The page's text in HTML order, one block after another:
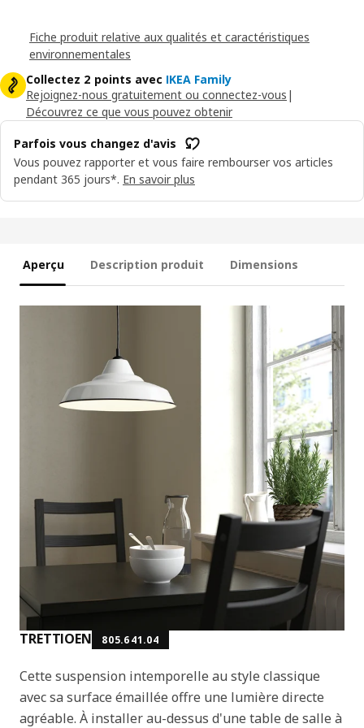
Fiche produit relative aux qualités et caractéristiques
environnementales
Collectez 2 points avec IKEA Family
Rejoignez-nous gratuitement ou connectez-vous |
Découvrez ce que vous pouvez obtenir
Parfois vous changez d'avis
Vous pouvez rapporter et vous faire rembourser vos articles
pendant 365 jours*. En savoir plus
Aperçu Description produit Dimensions
TRETTIOEN 805.641.04
Cette suspension intemporelle au style classique
avec sa surface émaillée offre une lumière directe
agréable. À installer au-dessus d'une table de salle à